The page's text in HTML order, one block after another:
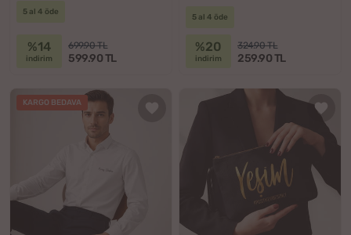
5 al 4 öde
%14
indirim
699.90 TL
599.90 TL
5 al 4 öde
%20
indirim
324.90 TL
259.90 TL
KARGO BEDAVA